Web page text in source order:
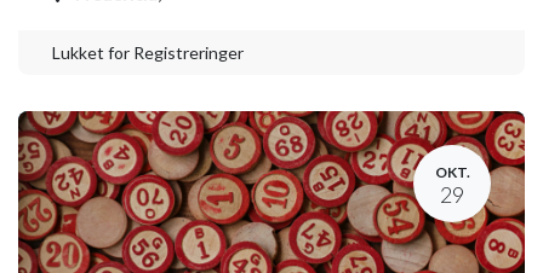
Lukket for Registreringer
OKT.
29